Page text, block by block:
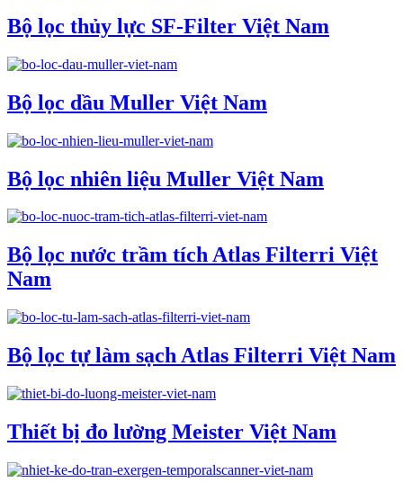
Bộ lọc thủy lực SF-Filter Việt Nam
Bộ lọc dầu Muller Việt Nam
Bộ lọc nhiên liệu Muller Việt Nam
Bộ lọc nước trầm tích Atlas Filterri Việt
Nam
Bộ lọc tự làm sạch Atlas Filterri Việt Nam
Thiết bị đo lường Meister Việt Nam